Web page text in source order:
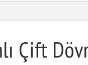
Çift